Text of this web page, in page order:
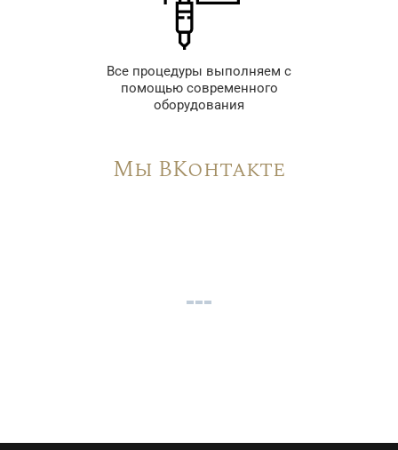
Все процедуры выполняем с
помощью современного
оборудования
Мы ВКонтакте